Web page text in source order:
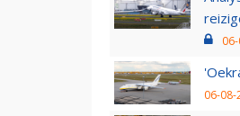
06-08-